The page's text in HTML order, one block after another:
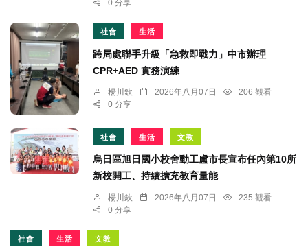
0 分享
社會 生活
跨局處聯手升級「急救即戰力」中市辦理
CPR+AED 實務演練
楊川欽 2026年八月07日
206 觀看
0 分享
社會 生活 文教
烏日區旭日國小校舍動工盧市長宣布任內第10所
新校開工、持續擴充教育量能
楊川欽 2026年八月07日
235 觀看
0 分享
社會 生活 文教